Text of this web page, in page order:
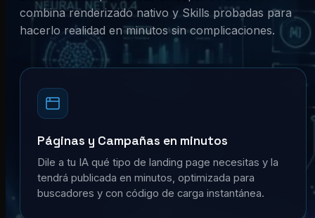
combina renderizado nativo y Skills probadas para
hacerlo realidad en minutos sin complicaciones.
Páginas y Campañas en minutos
Dile a tu IA qué tipo de landing page necesitas y la
tendrá publicada en minutos, optimizada para
buscadores y con código de carga instantánea.